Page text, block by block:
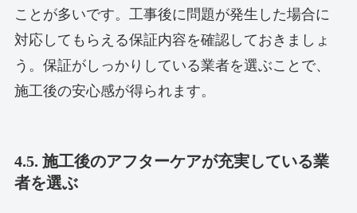
ことが多いです。工事後に問題が発生した場合に
対応してもらえる保証内容を確認しておきましょ
う。保証がしっかりしている業者を選ぶことで、
施工後の安心感が得られます。
4.5. 施工後のアフターケアが充実している業
者を選ぶ